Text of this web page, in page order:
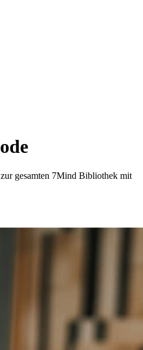
gesamten 7Mind Bibliothek mit